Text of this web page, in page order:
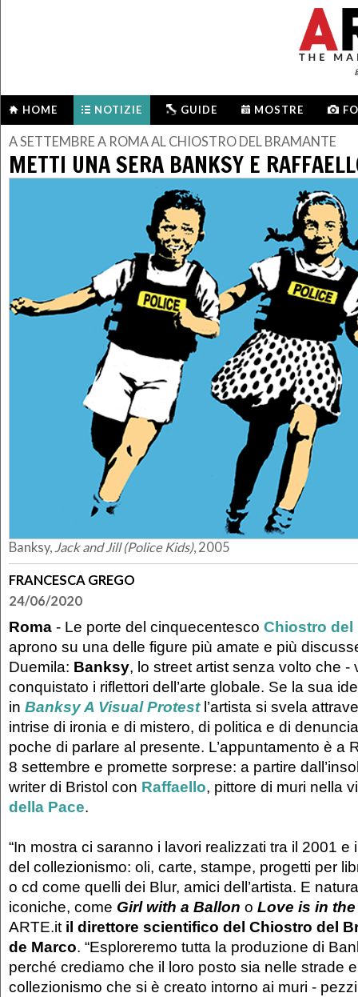
HOME NOTIZIE GUIDE MOSTRE
A SETTEMBRE A ROMA AL CHIOSTRO DEL BRAMANTE
METTI UNA SERA BANKSY E
Banksy, Jack and Jill (Police Kids), 2005
FRANCESCA GREGO
24/06/2020
Roma - Le porte del cinquecentesco Chiostro del
aprono su una delle figure più amate e più
Duemila: Banksy, lo street artist senza volto che -
conquistato i riflettori dell’arte globale. Se la sua
in Banksy A Visual Protestl’artista si svela
intrise di ironia e di mistero, di politica e di
poche di parlare al presente. L’appuntamento è a
8 settembre e promette sorprese: a partire
writer di Bristol con Raffaello, pittore di muri nella
della Pace.
“In mostra ci saranno i lavori realizzati tra il 2001 e
del collezionismo: oli, carte, stampe, progetti per
o cd come quelli dei Blur, amici dell’artista. E
iconiche, come Girl with a Ballon o Love is in
ARTE.it il direttore scientifico del Chiostro del
de Marco. “Esploreremo tutta la produzione di
perché crediamo che il loro posto sia nelle strade
collezionismo che si è creato intorno ai muri -